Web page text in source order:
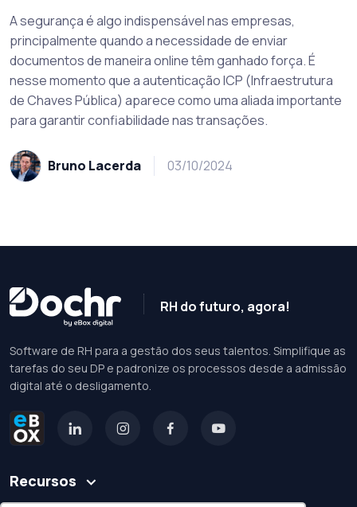
A segurança é algo indispensável nas empresas,
principalmente quando a necessidade de enviar
documentos de maneira online têm ganhado força. É
nesse momento que a autenticação ICP (Infraestrutura
de Chaves Pública) aparece como uma aliada importante
para garantir confiabilidade nas transações.
Bruno Lacerda 03/10/2024
RH do futuro, agora!
Software de RH para a gestão dos seus talentos. Simplifique as
tarefas do seu DP e padronize os processos desde a admissão
digital até o desligamento.
Recursos